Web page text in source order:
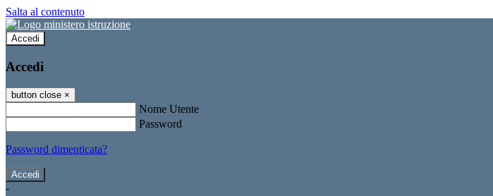
Salta al contenuto
Accedi
Accedi
button close ×
Nome Utente
Password
Password dimenticata?
-